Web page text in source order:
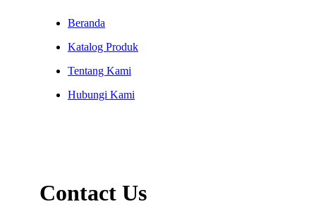
Beranda
Katalog Produk
Tentang Kami
Hubungi Kami
Contact Us